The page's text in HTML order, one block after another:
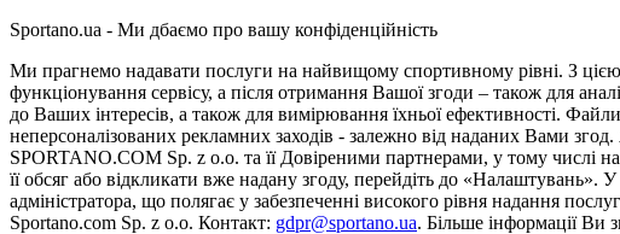
Sportano.ua - Ми дбаємо про вашу конфіденційність
Ми прагнемо надавати послуги на найвищому спортивному рівні. З
функціонування сервісу, а після отримання Вашої згоди – також для
до Ваших інтересів, а також для вимірювання їхньої ефективності.
неперсоналізованих рекламних заходів - залежно від наданих Вами
SPORTANO.COM Sp. z o.o. та її Довіреними партнерами, у тому числі
її обсяг або відкликати вже надану згоду, перейдіть до «Налаштувань».
адміністратора, що полягає у забезпеченні високого рівня надання
Sportano.com Sp. z o.o. Контакт: gdpr@sportano.ua. Більше інформації Ви